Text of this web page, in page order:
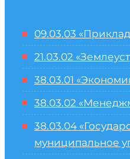
09.03.03
21.03.02
38.03.01
38.03.02
38.03.04
муниципальное